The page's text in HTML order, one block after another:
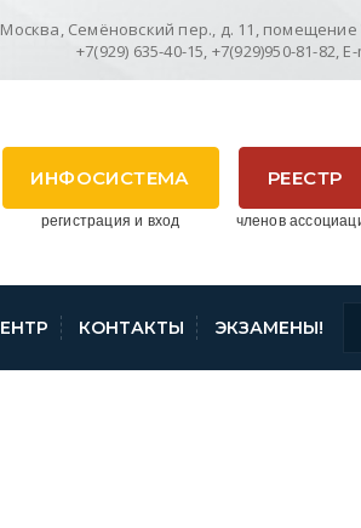
Москва, Семёновский пер., д. 11, помещение
+7(929) 635-40-15, +7(929)950-81-82,
РЕЕСТР
членов
ИНФОСИСТЕМА
регистрация и вход
КОНТАКТЫ ЭКЗАМЕНЫ!